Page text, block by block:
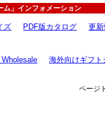
ム」インフォメーション
ズ PDF版カタログ 更
海外向けギフト
ページ